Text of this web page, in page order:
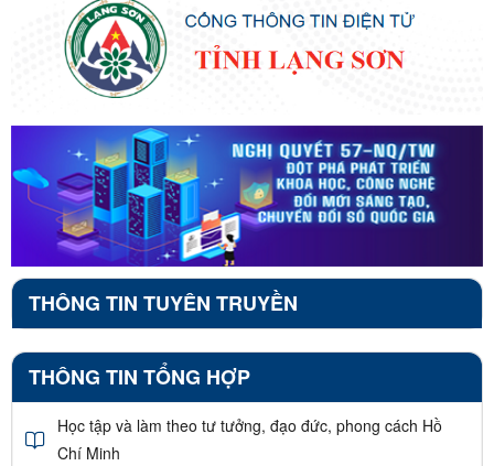
THÔNG TIN TUYÊN TRUYỀN
THÔNG TIN TỔNG HỢP
Học tập và làm theo tư tưởng, đạo đức, phong cách Hồ
Chí Minh